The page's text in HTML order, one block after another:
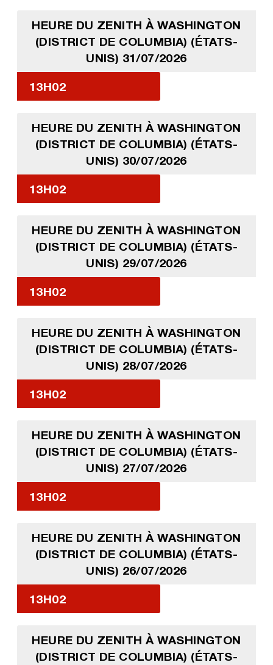
HEURE DU ZENITH À WASHINGTON
(DISTRICT DE COLUMBIA) (ÉTATS-
UNIS) 31/07/2026
13H02
HEURE DU ZENITH À WASHINGTON
(DISTRICT DE COLUMBIA) (ÉTATS-
UNIS) 30/07/2026
13H02
HEURE DU ZENITH À WASHINGTON
(DISTRICT DE COLUMBIA) (ÉTATS-
UNIS) 29/07/2026
13H02
HEURE DU ZENITH À WASHINGTON
(DISTRICT DE COLUMBIA) (ÉTATS-
UNIS) 28/07/2026
13H02
HEURE DU ZENITH À WASHINGTON
(DISTRICT DE COLUMBIA) (ÉTATS-
UNIS) 27/07/2026
13H02
HEURE DU ZENITH À WASHINGTON
(DISTRICT DE COLUMBIA) (ÉTATS-
UNIS) 26/07/2026
13H02
HEURE DU ZENITH À WASHINGTON
(DISTRICT DE COLUMBIA) (ÉTATS-